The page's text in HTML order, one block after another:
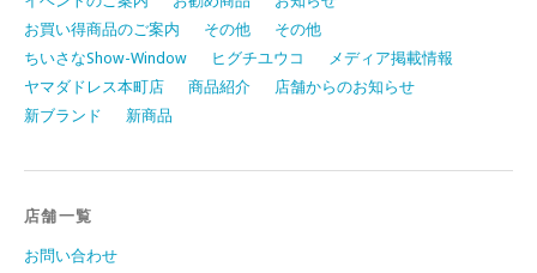
お買い得商品のご案内
その他
その他
ちいさなShow-Window
ヒグチユウコ
メディア掲載情報
ヤマダドレス本町店
商品紹介
店舗からのお知らせ
新ブランド
新商品
店舗一覧
お問い合わせ